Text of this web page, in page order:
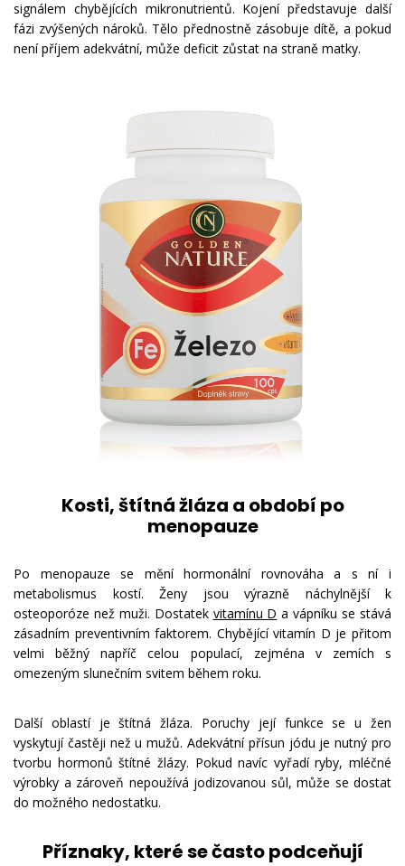
signálem chybějících mikronutrientů. Kojení představuje další
fázi zvýšených nároků. Tělo přednostně zásobuje dítě, a pokud
není příjem adekvátní, může deficit zůstat na straně matky.
Kosti, štítná žláza a období po
menopauze
Po menopauze se mění hormonální rovnováha a s ní i
metabolismus kostí. Ženy jsou výrazně náchylnější k
osteoporóze než muži. Dostatek vitamínu D a vápníku se stává
zásadním preventivním faktorem. Chybějící vitamín D je přitom
velmi běžný napříč celou populací, zejména v zemích s
omezeným slunečním svitem během roku.
Další oblastí je štítná žláza. Poruchy její funkce se u žen
vyskytují častěji než u mužů. Adekvátní přísun jódu je nutný pro
tvorbu hormonů štítné žlázy. Pokud navíc vyřadí ryby, mléčné
výrobky a zároveň nepoužívá jodizovanou sůl, může se dostat
do možného nedostatku.
Příznaky, které se často podceňují